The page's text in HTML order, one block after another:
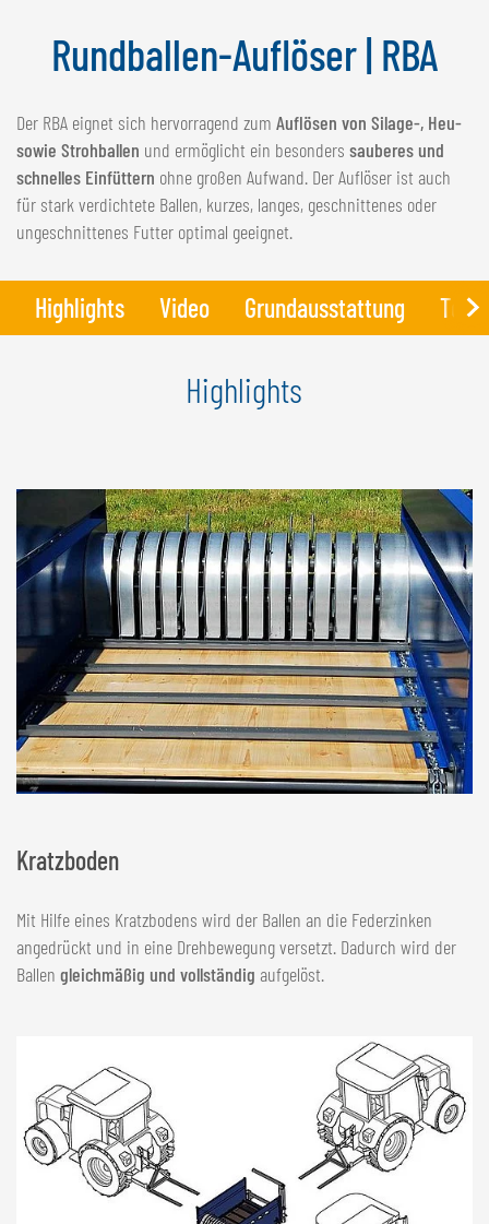
FRANÇAIS
SCHWEIZ
GÖWEIL Schweiz
DEUTSCH
FRANÇAIS
Rundballen-Auflöser | RBA
Der RBA eignet sich hervorragend zum Auflösen von Silage-, Heu-
sowie Strohballen und ermöglicht ein besonders sauberes und
schnelles Einfüttern ohne großen Aufwand. Der Auflöser ist auch
für stark verdichtete Ballen, kurzes, langes, geschnittenes oder
ungeschnittenes Futter optimal geeignet.
Highlights Video Grundausstattung
Highlights
Kratzboden
Mit Hilfe eines Kratzbodens wird der Ballen an die Federzinken
angedrückt und in eine Drehbewegung versetzt. Dadurch wird der
Ballen gleichmäßig und vollständig aufgelöst.